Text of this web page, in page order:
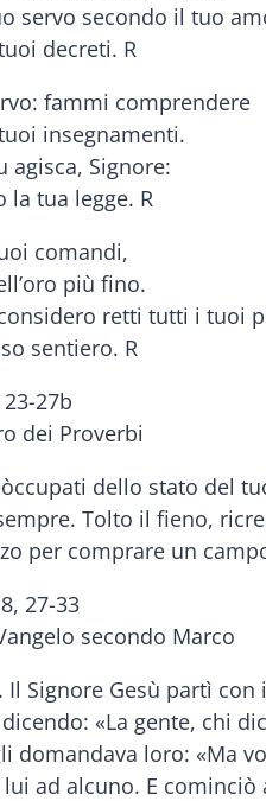
servo secondo il tuo
decreti. R
fammi comprendere
insegnamenti.
agisca, Signore:
tua legge. R
comandi,
più fino.
retti tutti i tuoi
sentiero. R
23-27b
dei Proverbi
dello stato del
Tolto il fieno,
per comprare un
27-33
secondo Marco
Signore Gesù partì
«La gente, chi
domandava loro: «Ma
ad alcuno. E